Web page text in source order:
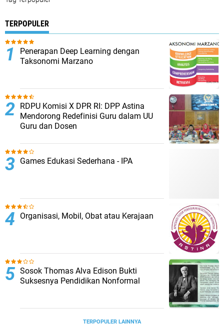
TERPOPULER
Penerapan Deep Learning dengan
Taksonomi Marzano
RDPU Komisi X DPR RI: DPP Astina
Mendorong Redefinisi Guru dalam UU
Guru dan Dosen
Games Edukasi Sederhana - IPA
Organisasi, Mobil, Obat atau Kerajaan
Sosok Thomas Alva Edison Bukti
Suksesnya Pendidikan Nonformal
TERPOPULER LAINNYA